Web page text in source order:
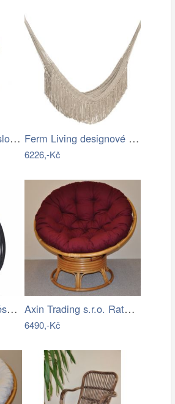
Přírodní houpací křeslo s výpletem - AT Ferm Living designové houpací sítě Path…
6226,-Kč
ROJA BOGOTA závěsné křeslo - bez… Axin Trading s.r.o. Ratanový papasan…
6490,-Kč